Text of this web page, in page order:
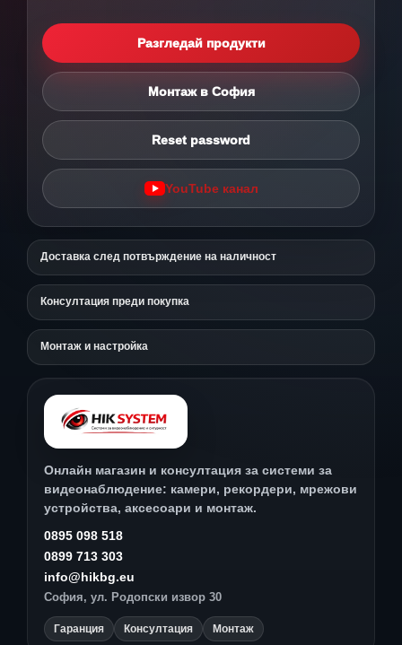
Разгледай продукти
Монтаж в София
Reset password
YouTube канал
Доставка след потвърждение на наличност
Консултация преди покупка
Монтаж и настройка
Онлайн магазин и консултация за системи за
видеонаблюдение: камери, рекордери, мрежови
устройства, аксесоари и монтаж.
0895 098 518
0899 713 303
info@hikbg.eu
София, ул. Родопски извор 30
Гаранция Консултация Монтаж